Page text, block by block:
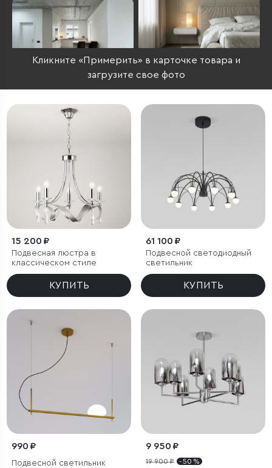
Кликните «Примерить» в карточке товара и
загрузите свое фото
15 200 ₽
Подвесная люстра в
классическом стиле
КУПИТЬ
61 100 ₽
Подвесной светодиодный
светильник
КУПИТЬ
990 ₽
Подвесной светильник
9 950 ₽
19 900 ₽ - 50 %